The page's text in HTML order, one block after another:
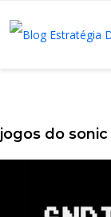
jogos do sonic